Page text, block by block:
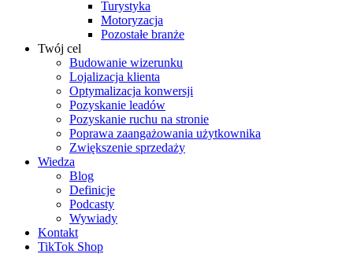
Turystyka
Motoryzacja
Pozostałe branże
Twój cel
Budowanie wizerunku
Lojalizacja klienta
Optymalizacja konwersji
Pozyskanie leadów
Pozyskanie ruchu na stronie
Poprawa zaangażowania użytkownika
Zwiększenie sprzedaży
Wiedza
Blog
Definicje
Podcasty
Wywiady
Kontakt
TikTok Shop